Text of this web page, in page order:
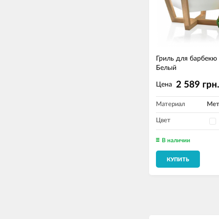
Гриль для
Белый
Цена 2 589 грн.
Материал
Цвет
В наличии
КУПИТЬ